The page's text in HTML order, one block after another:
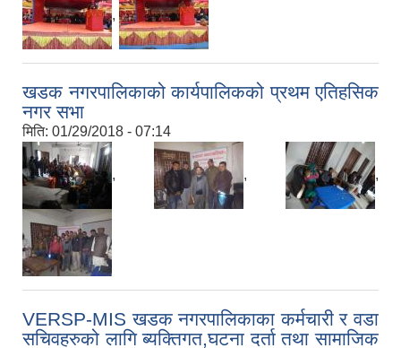
,
खडक नगरपालिकाको कार्यपालिकको प्रथम एतिहसिक
नगर सभा
मिति: 01/29/2018 - 07:14
, , ,
VERSP-MIS खडक नगरपालिकाका कर्मचारी र वडा
सचिवहरुको लागि ब्यक्तिगत,घटना दर्ता तथा सामाजिक